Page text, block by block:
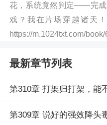
花，系统竟然判定——完成
戏？我在片场穿越诸天
https://m.1024txt.com/book/
最新章节列表
第310章 打架归打架，能
第309章 说好的强效降头